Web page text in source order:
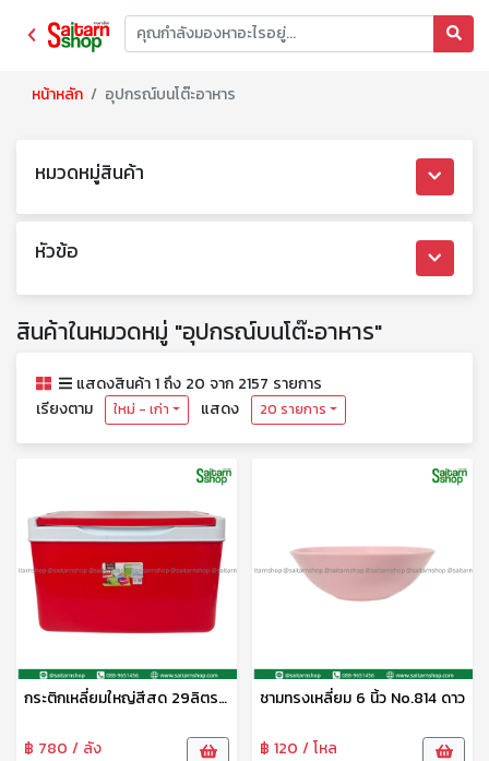
หน้าหลัก อุปกรณ์บนโต๊ะอาหาร
หมวดหมู่สินค้า
หัวข้อ
สินค้าในหมวดหมู่ "อุปกรณ์บนโต๊ะอาหาร"
แสดงสินค้า 1 ถึง 20 จาก 2157 รายการ
เรียงตาม
ใหม่ - เก่า แสดง 20 รายการ
กระติกเหลี่ยมใหญ่สีสด 29ลิตร No.259
฿ 780 / ลัง
ชามทรงเหลี่ยม 6 นิ้ว No.814 ดาว
฿ 120 / โหล